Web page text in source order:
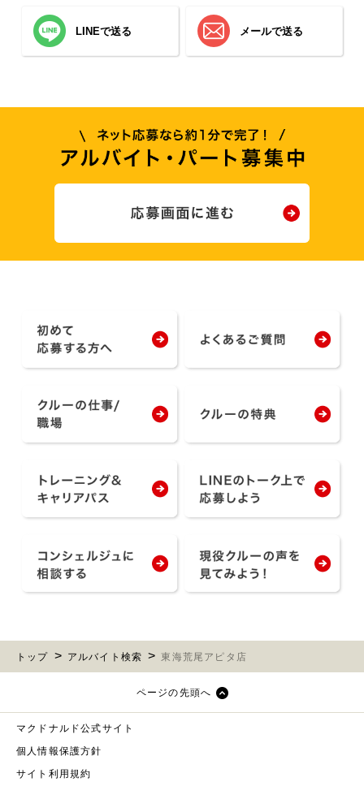
LINEで送る メールで送る
トップ アルバイト検索 東海荒尾アピタ店
ページの先頭へ
マクドナルド公式サイト
個人情報保護方針
サイト利用規約